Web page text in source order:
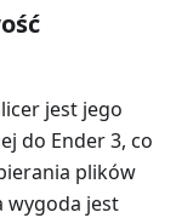
jest jego
do Ender 3, co
plików
wygoda jest